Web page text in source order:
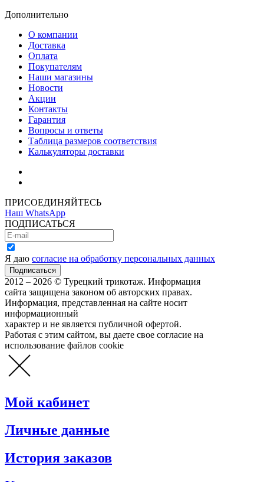
Дополнительно
О компании
Доставка
Оплата
Покупателям
Наши магазины
Новости
Акции
Контакты
Гарантия
Вопросы и ответы
Таблица размеров соответствия
Калькуляторы доставки
ПРИСОЕДИНЯЙТЕСЬ
Наш WhatsApp
ПОДПИСАТЬСЯ
Я даю согласие на обработку персональных данных
2012 – 2026 © Турецкий трикотаж. Информация
сайта защищена законом об авторских правах.
Информация, представленная на сайте носит
информационный
характер и не является публичной офертой.
Работая с этим сайтом, вы даете свое согласие на
использование файлов cookie
Мой кабинет
Личные данные
История заказов